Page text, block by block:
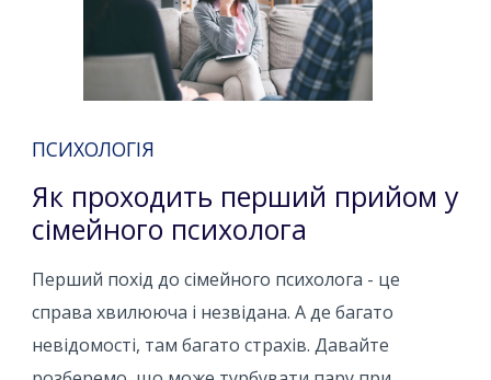
ПСИХОЛОГІЯ
Як проходить перший прийом у
сімейного психолога
Перший похід до сімейного психолога - це
справа хвилююча і незвідана. А де багато
невідомості, там багато страхів. Давайте